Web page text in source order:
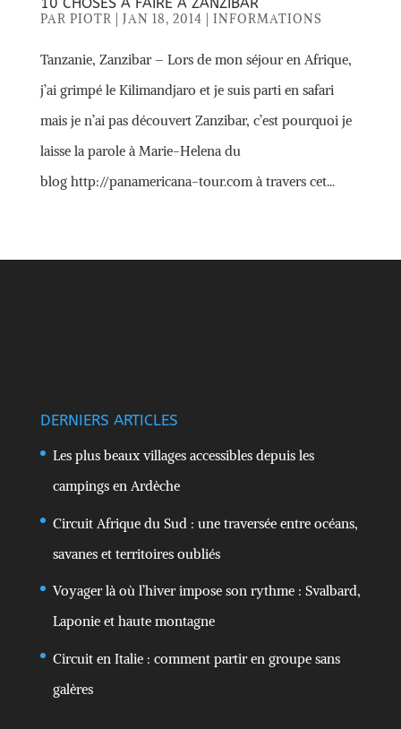
10 CHOSES À FAIRE À ZANZIBAR
PAR PIOTR JAN 18, 2014 INFORMATIONS
Tanzanie, Zanzibar – Lors de mon séjour en Afrique,
j’ai grimpé le Kilimandjaro et je suis parti en safari
mais je n’ai pas découvert Zanzibar, c’est pourquoi je
laisse la parole à Marie-Helena du
blog http://panamericana-tour.com à travers cet...
DERNIERS ARTICLES
Les plus beaux villages accessibles depuis les
campings en Ardèche
Circuit Afrique du Sud : une traversée entre océans,
savanes et territoires oubliés
Voyager là où l’hiver impose son rythme : Svalbard,
Laponie et haute montagne
Circuit en Italie : comment partir en groupe sans
galères